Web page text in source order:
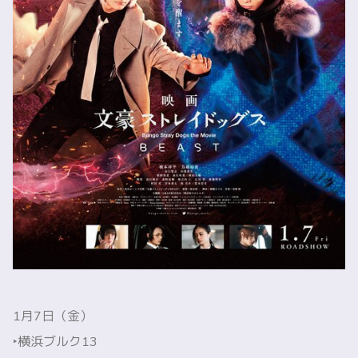
1月7日（金）
‣横浜ブルク13